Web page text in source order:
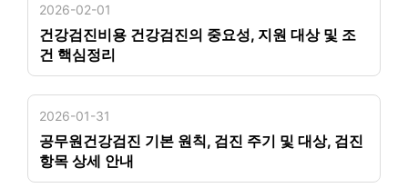
2026-02-01
건강검진비용 건강검진의 중요성, 지원 대상 및 조
건 핵심정리
2026-01-31
공무원건강검진 기본 원칙, 검진 주기 및 대상, 검진
항목 상세 안내